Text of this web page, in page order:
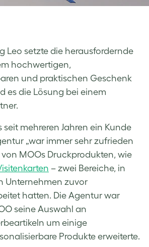
Leo setzte die herausfordernde
hochwertigen,
und praktischen Geschenk
es die Lösung bei einem
seit mehreren Jahren ein Kunde
„war immer sehr zufrieden
MOOs Druckprodukten, wie
– zwei Bereiche, in
Unternehmen zuvor
hatten. Die Agentur war
seine Auswahl an
um einige
Produkte erweiterte.